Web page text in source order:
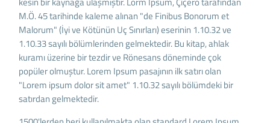
M.Ö. 45 tarihinde kaleme alınan "de Finibus Bonorum et
Malorum" (İyi ve Kötünün Uç Sınırları) eserinin 1.10.32 ve
1.10.33 sayılı bölümlerinden gelmektedir. Bu kitap, ahlak
kuramı üzerine bir tezdir ve Rönesans döneminde çok
popüler olmuştur. Lorem Ipsum pasajının ilk satırı olan
"Lorem ipsum dolor sit amet" 1.10.32 sayılı bölümdeki bir
satırdan gelmektedir.